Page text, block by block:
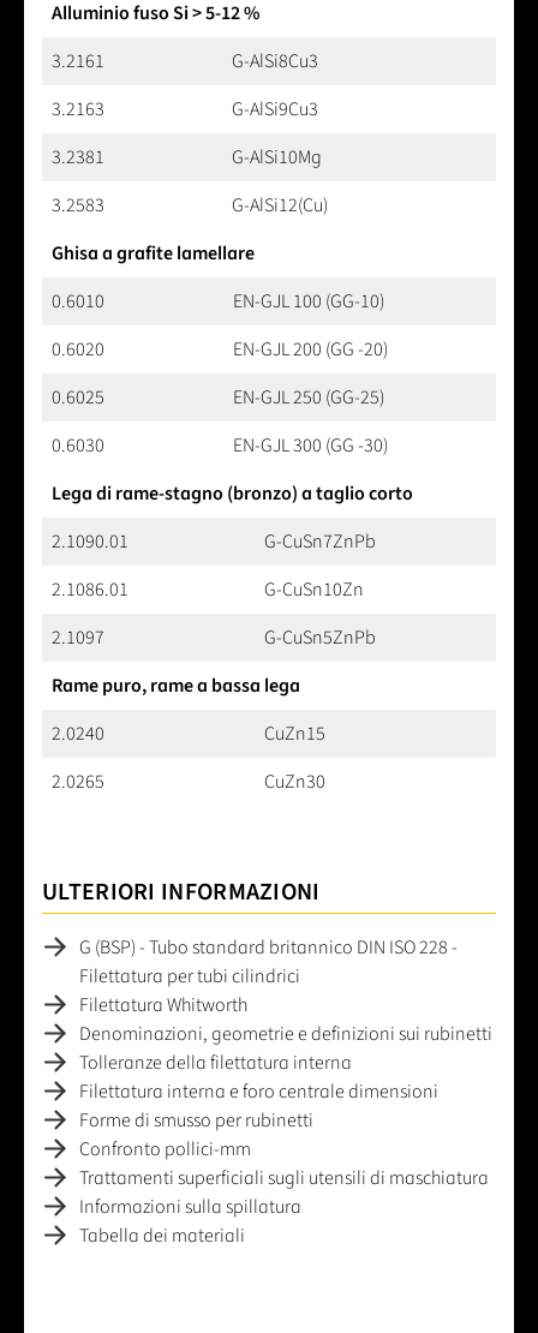
Alluminio fuso Si > 5-12 %
3.2161
G-AlSi8Cu3
3.2163
G-AlSi9Cu3
3.2381
G-AlSi10Mg
3.2583
G-AlSi12(Cu)
Ghisa a grafite lamellare
0.6010
EN-GJL 100 (GG-10)
0.6020
EN-GJL 200 (GG -20)
0.6025
EN-GJL 250 (GG-25)
0.6030
EN-GJL 300 (GG -30)
Lega di rame-stagno (bronzo) a taglio corto
2.1090.01
G-CuSn7ZnPb
2.1086.01
G-CuSn10Zn
2.1097
G-CuSn5ZnPb
Rame puro, rame a bassa lega
2.0240
CuZn15
2.0265
CuZn30
ULTERIORI INFORMAZIONI
G (BSP) - Tubo standard britannico DIN ISO 228 -
Filettatura per tubi cilindrici
Filettatura Whitworth
Denominazioni, geometrie e definizioni sui rubinetti
Tolleranze della filettatura interna
Filettatura interna e foro centrale dimensioni
Forme di smusso per rubinetti
Confronto pollici-mm
Trattamenti superficiali sugli utensili di maschiatura
Informazioni sulla spillatura
Tabella dei materiali